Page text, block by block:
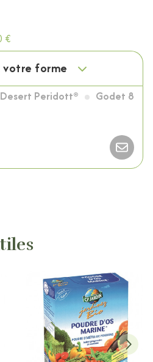
€
votre forme
Peridott®
Godet 8